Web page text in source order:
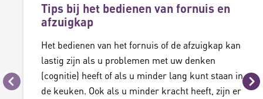
Vorige
Tips bij het bedienen van fornuis en
afzuigkap
Het bedienen van het fornuis of de afzuigkap kan
lastig zijn als u problemen met uw denken
(cognitie) heeft of als u minder lang kunt staan in
de keuken. Ook als u minder kracht heeft, zijn er